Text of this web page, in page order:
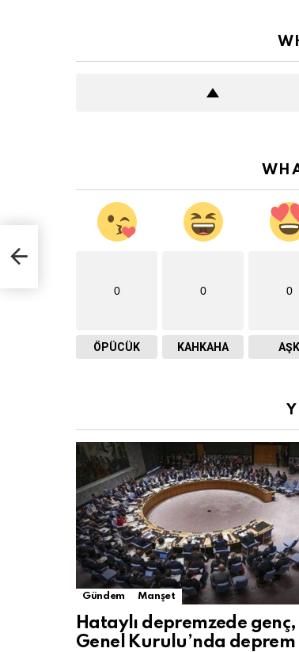
0
ÖPÜCÜK
0
KAHKAHA
0
AŞK
Gündem Manşet
Hataylı depremzede genç,
Genel Kurulu’nda deprem